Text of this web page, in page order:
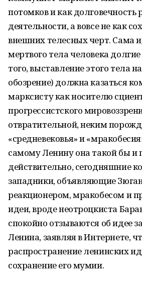
потомков и как долговечность
деятельности, а вовсе не как
внешних телесных черт. Сама
мертвого тела человека
того, выставление этого тела
обозрение) должна казаться
марксисту как носителю
прогрессистского
отвратительной, неким
«средневековья» и
самому Ленину она такой бы и
действительно, сегодняшние
западники, объявляющие
реакционером, мракобесом и
идеи, вроде неотроцкиста
спокойно отзываются об идее
Ленина, заявляя в Интернете,
распространение ленинских
сохранение его мумии.